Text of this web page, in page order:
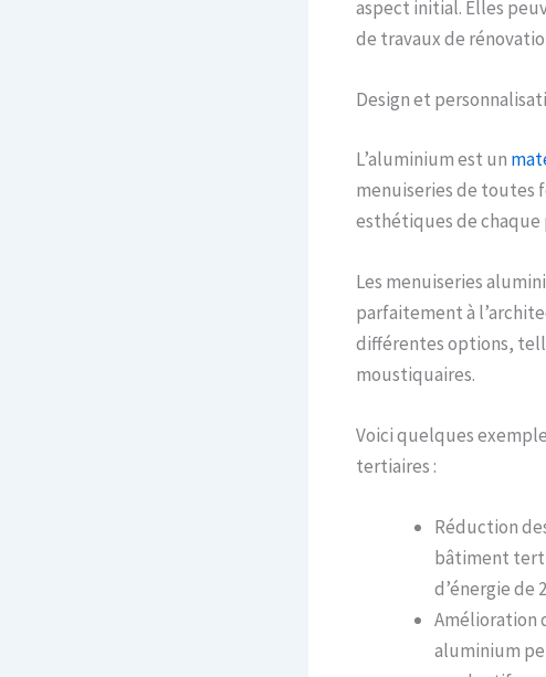
aspect initial. Elles
de travaux de
Design et
L’aluminium est un
menuiseries de toutes
esthétiques de chaque
Les menuiseries
parfaitement à
différentes options,
moustiquaires.
Voici quelques
tertiaires :
Réduction
bâtiment
d’énergie de
Amélioration
aluminium